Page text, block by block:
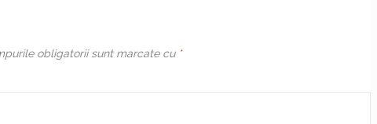
obligatorii sunt marcate cu *